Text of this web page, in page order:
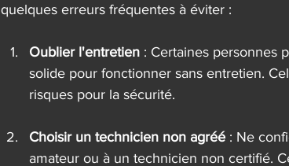
quelques erreurs fréquentes à éviter :
Oublier l'entretien : Certaines personnes
solide pour fonctionner sans entretien.
risques pour la sécurité.
Choisir un technicien non agréé : Ne
amateur ou à un technicien non certifié.